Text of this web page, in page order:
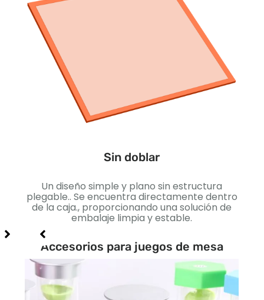
Sin doblar
Un diseño simple y plano sin estructura
plegable.. Se encuentra directamente dentro
de la caja., proporcionando una solución de
embalaje limpia y estable.
Accesorios para juegos de mesa